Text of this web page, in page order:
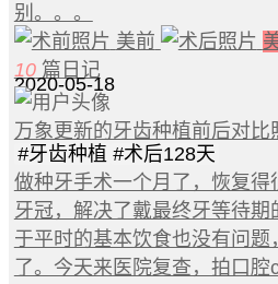
别。。。
美前
10篇日记
2020-05-18
万象更新的牙齿种植前后对比
#牙齿种植 #术后128天
做种牙手术一个月了，恢复
牙冠，解决了戴最终牙等待期
于平时的基本饮食也没有问
了。今天来医院复查，拍口